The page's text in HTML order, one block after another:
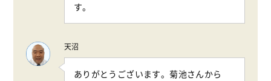
す。
天沼
ありがとうございます。菊池さんから